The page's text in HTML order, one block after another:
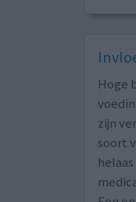
Hoge
zijn
soort